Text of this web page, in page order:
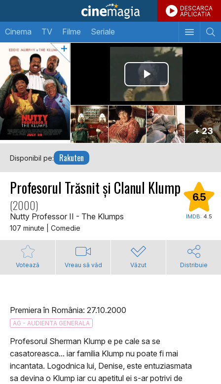
DESCARCA
APLICATIA
Cinema TV Filme Seriale
+ 23
Disponibil pe: Rakuten
Profesorul Trăsnit și Clanul Klump
(2000)
Nutty Professor II - The Klumps
107 minute | Comedie
6.5
IMDB: 4.5
Votează Vreau să văd Văzut Distribuie
Premiera în România: 27.10.2000
AG - AUDIENTA GENERALA
Profesorul Sherman Klump e pe cale sa se
casatoreasca... iar familia Klump nu poate fi mai
incantata. Logodnica lui, Denise, este entuziasmata
sa devina o Klump iar cu apetitul ei s-ar potrivi de